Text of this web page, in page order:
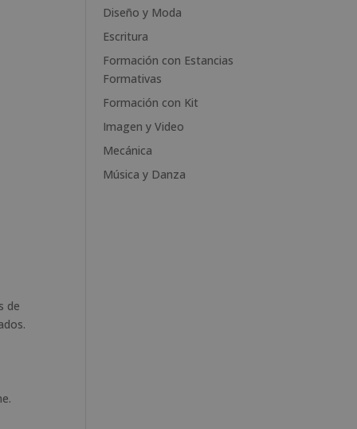
de
e
Diseño y Moda
Escritura
Formación con Estancias
Formativas
Formación con Kit
Imagen y Video
Mecánica
Música y Danza